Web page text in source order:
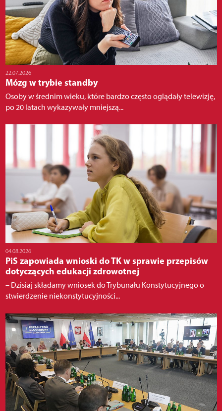
22.07.2026
Mózg w trybie standby
Osoby w średnim wieku, które bardzo często oglądały telewizję,
po 20 latach wykazywały mniejszą...
04.08.2026
PiS zapowiada wnioski do TK w sprawie przepisów
dotyczących edukacji zdrowotnej
– Dzisiaj składamy wniosek do Trybunału Konstytucyjnego o
stwierdzenie niekonstytucyjności...